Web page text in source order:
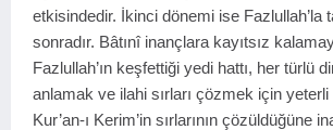
etkisindedir. İkinci dönemi ise Fazlullah’la
sonradır. Bâtınî inançlara kayıtsız
Fazlullah’ın keşfettiği yedi hattı, her türlü
anlamak ve ilahi sırları çözmek için
Kur’an-ı Kerim’in sırlarının çözüldüğüne